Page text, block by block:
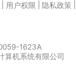
用户权限 隐私政策
1623A
算机系统有限公司